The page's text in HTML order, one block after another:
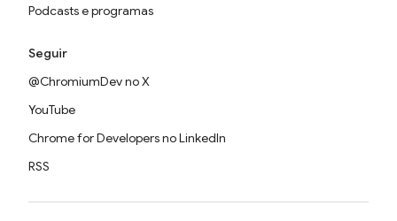
Podcasts e programas
Seguir
@ChromiumDev no X
YouTube
Chrome for Developers no LinkedIn
RSS